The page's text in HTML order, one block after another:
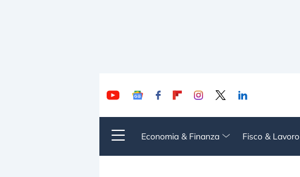
Economia & Finanza Fisco & Lavoro